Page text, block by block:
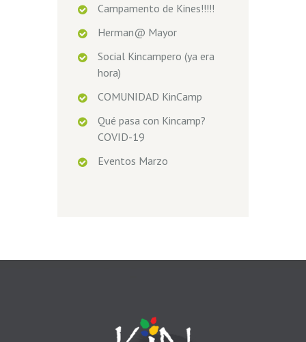
Campamento de Kines!!!!!
Herman@ Mayor
Social Kincampero (ya era
hora)
COMUNIDAD KinCamp
Qué pasa con Kincamp?
COVID-19
Eventos Marzo